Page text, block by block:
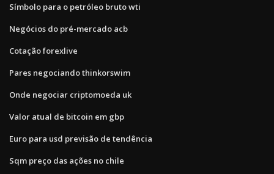
Símbolo para o petróleo bruto wti
Negócios do pré-mercado acb
Cotação forexlive
Pares negociando thinkorswim
Onde negociar criptomoeda uk
Valor atual de bitcoin em gbp
Euro para usd previsão de tendência
Sqm preço das ações no chile